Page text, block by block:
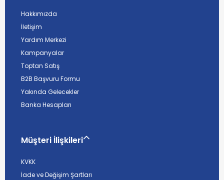
Hakkımızda
İletişim
Yardım Merkezi
Kampanyalar
Toptan Satış
B2B Başvuru Formu
Yakında Gelecekler
Banka Hesapları
Müşteri İlişkileri
KVKK
İade ve Değişim Şartları